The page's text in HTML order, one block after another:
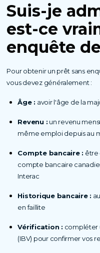
Suis-je
est-ce
enquête
Pour obtenir un prêt sans
vous devez généralement :
Âge : avoir l'âge de la
Revenu : un revenu
même emploi depuis au
Compte bancaire : être
compte bancaire
Interac
Historique bancaire :
en faillite
Vérification : compléter
(IBV) pour confirmer vos